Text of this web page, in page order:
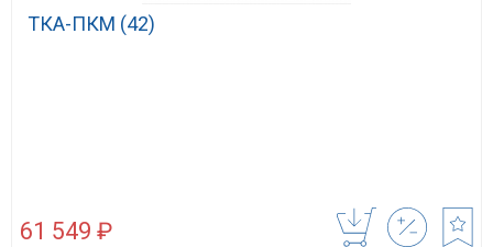
ТКА-ПКМ (42)
61 549 ₽